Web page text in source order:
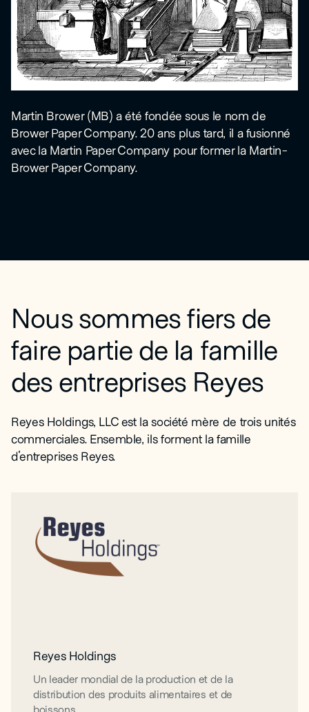
Martin Brower (MB) a été fondée sous le nom de
Brower Paper Company. 20 ans plus tard, il a fusionné
avec la Martin Paper Company pour former la Martin-
Brower Paper Company.
Nous sommes fiers de
faire partie de la famille
des entreprises Reyes
Reyes Holdings, LLC est la société mère de trois unités
commerciales. Ensemble, ils forment la famille
d'entreprises Reyes.
Reyes Holdings
Un leader mondial de la production et de la
distribution des produits alimentaires et de
boissons
Reyes Holdings
Un leader mondial de la production et de la
distribution des produits alimentaires et de
boissons